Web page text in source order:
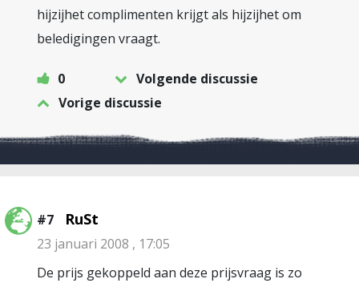
hijzijhet complimenten krijgt als hijzijhet om
beledigingen vraagt.
0
Volgende discussie
Vorige discussie
#7 RuSt
23 januari 2008 , 17:05
De prijs gekoppeld aan deze prijsvraag is zo